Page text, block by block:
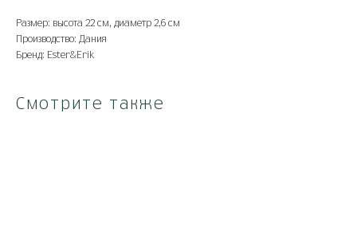
Размер: высота 22 см, диаметр 2,6 см
Производство: Дания
Бренд: Ester&Erik
Смотрите также